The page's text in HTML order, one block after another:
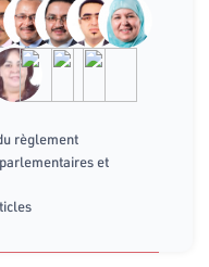
règlement
et